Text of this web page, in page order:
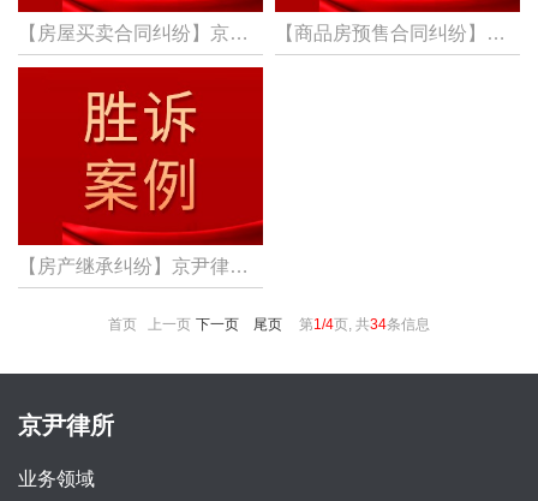
【房屋买卖合同纠纷】京尹律所代理房屋买卖合同纠纷案，胜诉！助当事人成功拿回购房款！ 【商品房预售合同纠纷】北京京尹律所代理商品房预售合同纠纷案，胜诉！助当事人挽回损失65万余元
【房产继承纠纷】京尹律所代理原配子女和继母房产继承纠纷案，胜诉，当事人获相应房产份额！
首页 上一页 下一页 尾页 第1/4页, 共34条信息
京尹律所
业务领域